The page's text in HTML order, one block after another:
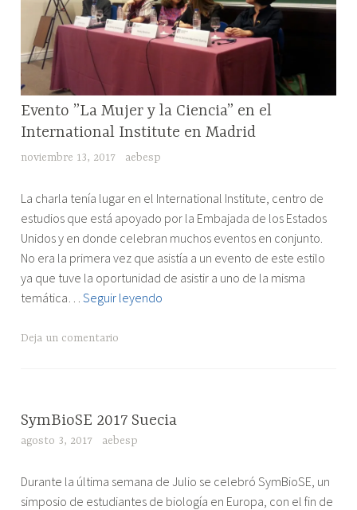
Madrid
RESEÑAS
DE
Evento ”La Mujer y la Ciencia” en el
International Institute en Madrid
noviembre 13, 2017 aebesp
"Evento
”La
Mujer
y
la
Ciencia”
el
Madrid"
La charla tenía lugar en el International Institute, centro de
estudios que está apoyado por la Embajada de los Estados
Unidos y en donde celebran muchos eventos en conjunto.
No era la primera vez que asistía a un evento de este estilo
ya que tuve la oportunidad de asistir a uno de la misma
temática…Seguir leyendo
en
Institute
en
Deja un comentario
RESEÑAS
DE
SymBioSE 2017 Suecia
agosto 3, 2017 aebesp
"SymBioSE
2017
Durante la última semana de Julio se celebró SymBioSE, un
simposio de estudiantes de biología en Europa, con el fin de